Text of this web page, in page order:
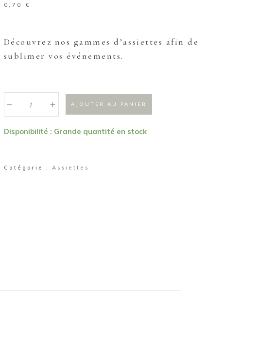
0,70 €
Découvrez nos gammes d’assiettes afin de
sublimer vos événements.
Linéa
+ AJOUTER AU PANIER
Disponibilité : Grande quantité en stock
Catégorie :Assiettes